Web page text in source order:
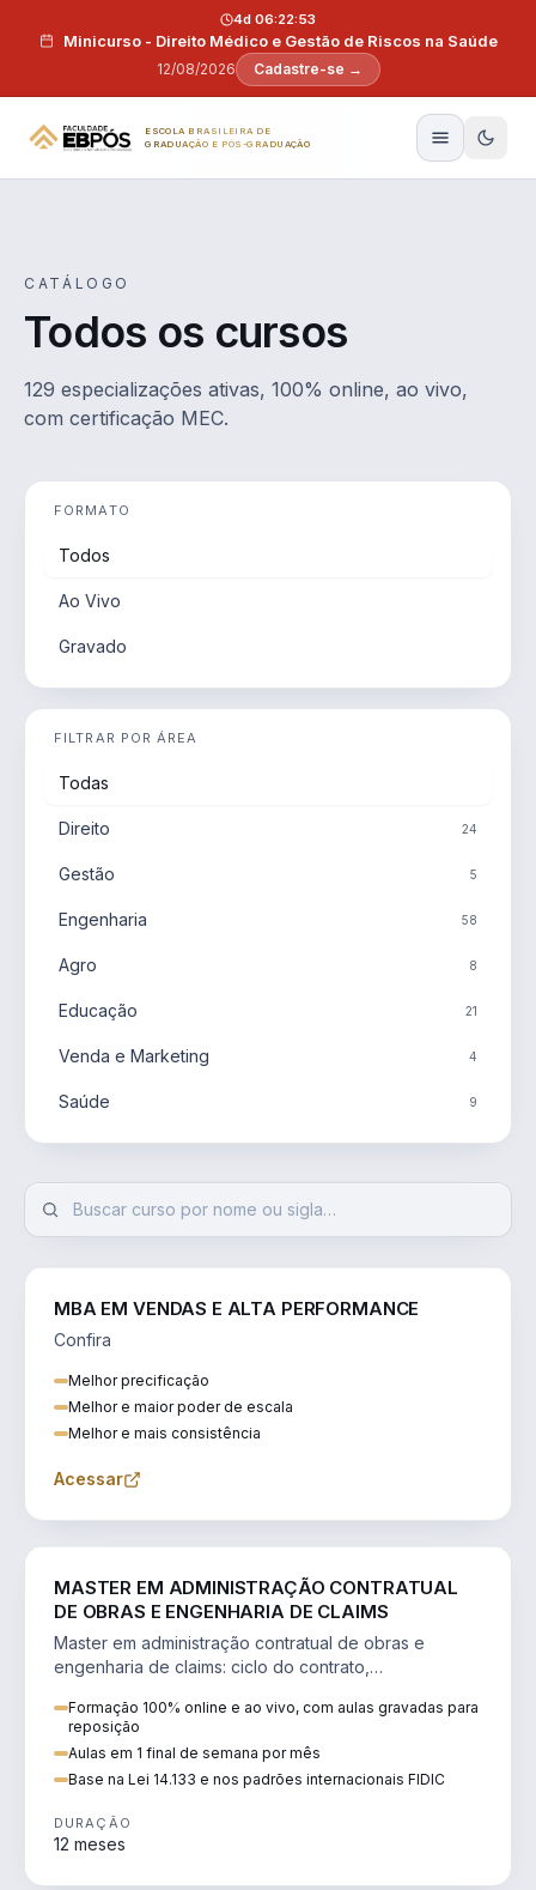
Minicurso - Direito Médico e Gestão de Riscos na Saúde
12/08/2026
4d 06:22:52
Cadastre-se →
ESCOLA BRASILEIRA DE
GRADUAÇÃO E PÓS-GRADUAÇÃO
CATÁLOGO
Todos os cursos
129 especializações ativas, 100% online, ao vivo,
com certificação MEC.
FORMATO
Todos
Ao Vivo
Gravado
FILTRAR POR ÁREA
Todas
Direito 24
Gestão 5
Engenharia 58
Agro 8
Educação 21
Venda e Marketing 4
Saúde 9
MBA EM VENDAS E ALTA PERFORMANCE
Confira
Melhor precificação
Melhor e maior poder de escala
Melhor e mais consistência
Acessar
MASTER EM ADMINISTRAÇÃO CONTRATUAL
DE OBRAS E ENGENHARIA DE CLAIMS
Master em administração contratual de obras e
engenharia de claims: ciclo do contrato,
Formação 100% online e ao vivo, com aulas gravadas para
reposição
Aulas em 1 final de semana por mês
Base na Lei 14.133 e nos padrões internacionais FIDIC
DURAÇÃO
12 meses